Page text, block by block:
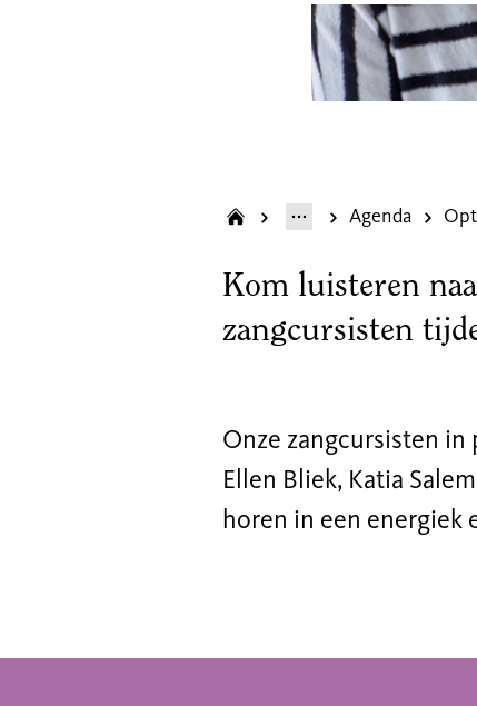
Agenda
Kom luisteren
zangcursisten
Onze zangcursisten in
Ellen Bliek, Katia
horen in een energiek